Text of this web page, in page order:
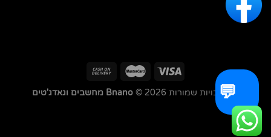
כל הזכויות שמורות 2026 © Bnano מחשבים וגאדג'טים 💬